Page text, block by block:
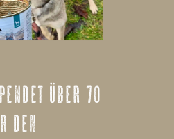
über 70
den